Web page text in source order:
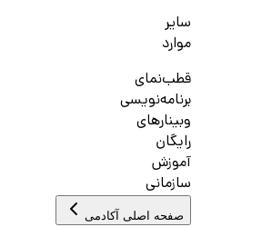
سایر
موارد
قطب‌نمای
برنامه‌نویسی
وبینارهای
رایگان
آموزش
سازمانی
صفحه اصلی آکادمی